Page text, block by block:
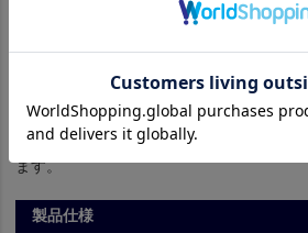
※パソコンやスマホによっては実際の色
ます。
製品仕様